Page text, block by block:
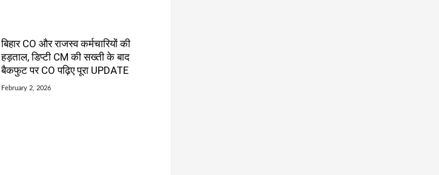
बिहार CO और राजस्व कर्मचारियों की
हड़ताल, डिप्टी CM की सख्ती के बाद
बैकफुट पर CO पढ़िए पूरा UPDATE
February 2, 2026